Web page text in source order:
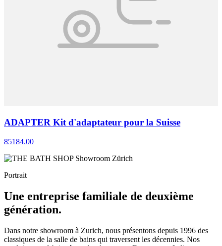
ADAPTER Kit d'adaptateur pour la Suisse
85184.00
Portrait
Une entreprise familiale de deuxième
génération.
Dans notre showroom à Zurich, nous présentons depuis 1996 des
classiques de la salle de bains qui traversent les décennies. Nos